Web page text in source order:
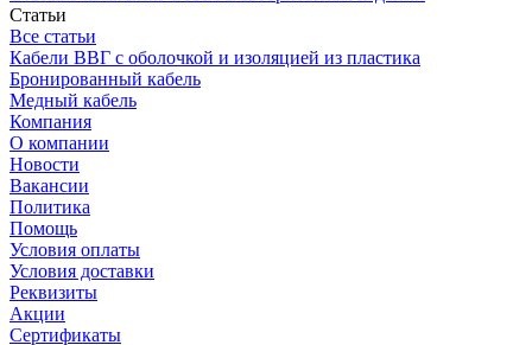
Статьи
Все статьи
Кабели ВВГ с оболочкой и изоляцией из пластика
Бронированный кабель
Медный кабель
Компания
О компании
Новости
Вакансии
Политика
Помощь
Условия оплаты
Условия доставки
Реквизиты
Акции
Сертификаты